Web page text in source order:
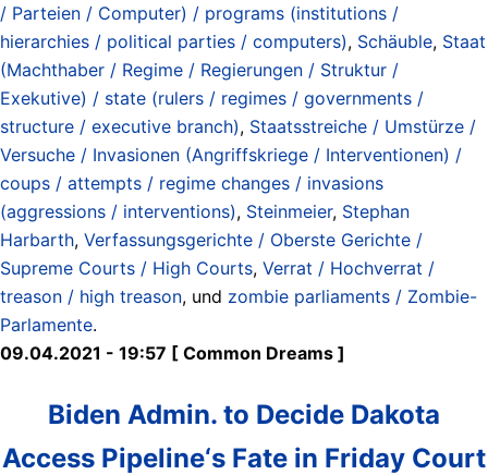
/ Parteien / Computer) / programs (institutions /
hierarchies / political parties / computers), Schäuble, Staat
(Machthaber / Regime / Regierungen / Struktur /
Exekutive) / state (rulers / regimes / governments /
structure / executive branch), Staatsstreiche / Umstürze /
Versuche / Invasionen (Angriffskriege / Interventionen) /
coups / attempts / regime changes / invasions
(aggressions / interventions), Steinmeier, Stephan
Harbarth, Verfassungsgerichte / Oberste Gerichte /
Supreme Courts / High Courts, Verrat / Hochverrat /
treason / high treason, und zombie parliaments / Zombie-
Parlamente.
09.04.2021 - 19:57 [ Common Dreams ]
Biden Admin. to Decide Dakota
Access Pipeline‘s Fate in Friday Court